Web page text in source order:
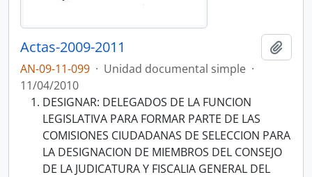
Actas-2009-2011
AN-09-11-099 · Unidad documental simple ·
11/04/2010
DESIGNAR: DELEGADOS DE LA FUNCION
LEGISLATIVA PARA FORMAR PARTE DE LAS
COMISIONES CIUDADANAS DE SELECCION PARA
LA DESIGNACION DE MIEMBROS DEL CONSEJO
DE LA JUDICATURA Y FISCALIA GENERAL DEL